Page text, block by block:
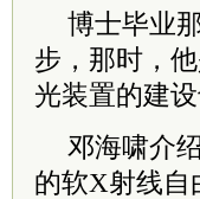
博士毕业
步，那时，
光装置的建
邓海啸介
的软X射线自